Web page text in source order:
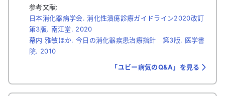
参考文献:
日本消化器病学会. 消化性潰瘍診療ガイドライン2020改訂
第3版. 南江堂. 2020
幕内 雅敏ほか. 今日の消化器疾患治療指針 第3版. 医学書
院. 2010
「ユビー病気のQ&A」を見る